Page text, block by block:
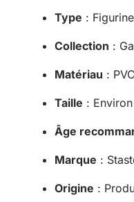
Type :
Collection :
Matériau :
Taille :
Âge
Marque :
Origine :